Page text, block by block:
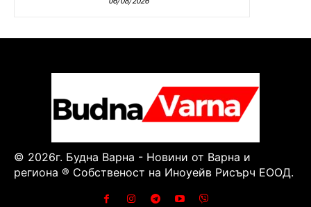
© 2026г. Будна Варна - Новини от Варна и
региона ® Собственост на Иноуейв Рисърч ЕООД.